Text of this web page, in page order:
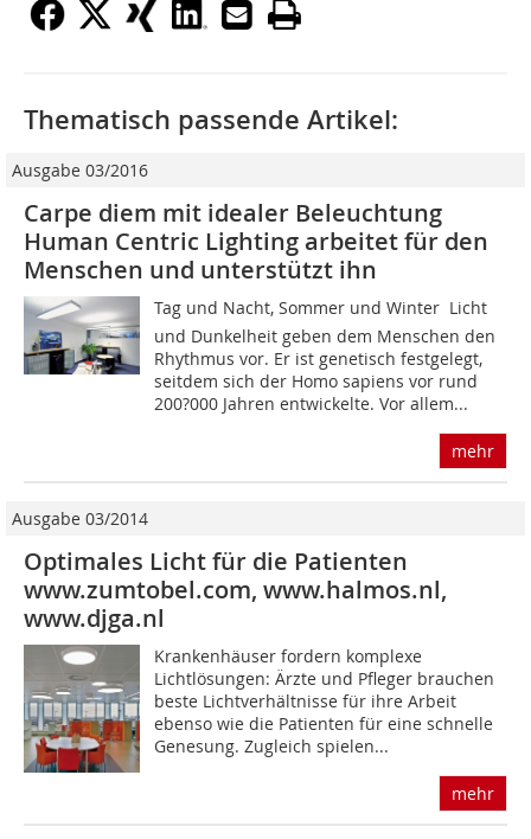
Thematisch passende Artikel:
Ausgabe 03/2016
Carpe diem mit idealer Beleuchtung
Human Centric Lighting arbeitet für den
Menschen und unterstützt ihn
Tag und Nacht, Sommer und Winter  Licht
und Dunkelheit geben dem Menschen den
Rhythmus vor. Er ist genetisch festgelegt,
seitdem sich der Homo sapiens vor rund
200?000 Jahren entwickelte. Vor allem...
mehr
Ausgabe 03/2014
Optimales Licht für die Patienten
www.zumtobel.com, www.halmos.nl,
www.djga.nl
Krankenhäuser fordern komplexe
Lichtlösungen: Ärzte und Pfleger brauchen
beste Lichtverhältnisse für ihre Arbeit
ebenso wie die Pa­tienten für eine schnelle
Genesung. Zugleich spielen...
mehr